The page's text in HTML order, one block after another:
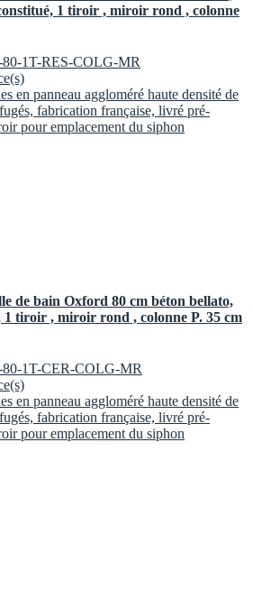
1 tiroir , miroir rond , colonne
1T-RES-COLG-MR
en panneau aggloméré haute densité de
fabrication française, livré pré-
pour emplacement du siphon
de bain Oxford 80 cm béton bellato,
1 tiroir , miroir rond , colonne P. 35 cm
1T-CER-COLG-MR
en panneau aggloméré haute densité de
fabrication française, livré pré-
pour emplacement du siphon